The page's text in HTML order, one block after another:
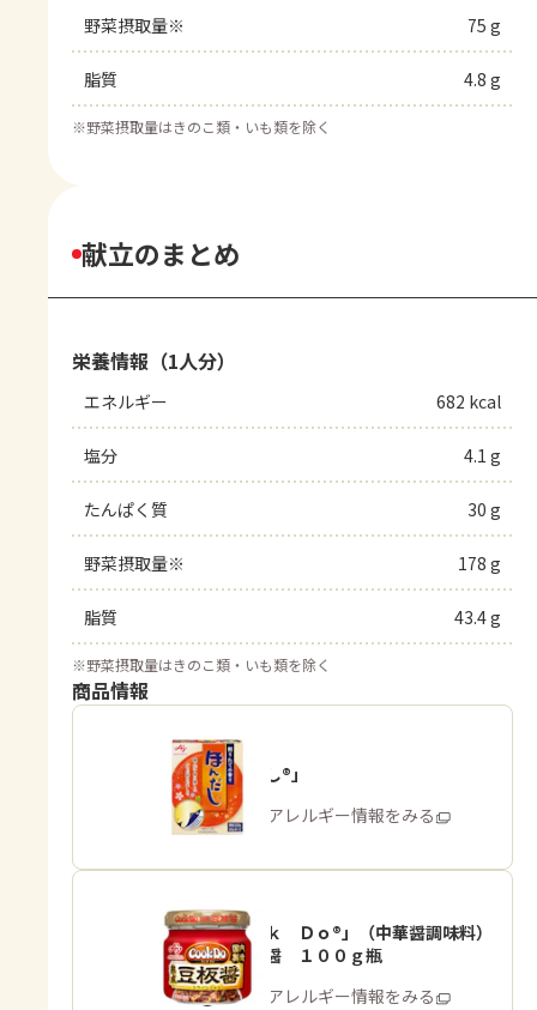
野菜摂取量※ 75 g
脂質 4.8 g
※野菜摂取量はきのこ類・いも類を除く
献立のまとめ
栄養情報（1人分）
エネルギー 682 kcal
塩分 4.1 g
たんぱく質 30 g
野菜摂取量※ 178 g
脂質 43.4 g
※野菜摂取量はきのこ類・いも類を除く
商品情報
「ほんだし®」
商品・アレルギー情報をみる
「Ｃｏｏｋ Ｄｏ®」（中華醤調味料）
熟成豆板醤 １００ｇ瓶
商品・アレルギー情報をみる